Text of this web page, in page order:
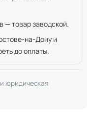
— товар заводской.
на-Дону и
до оплаты.
юридическая